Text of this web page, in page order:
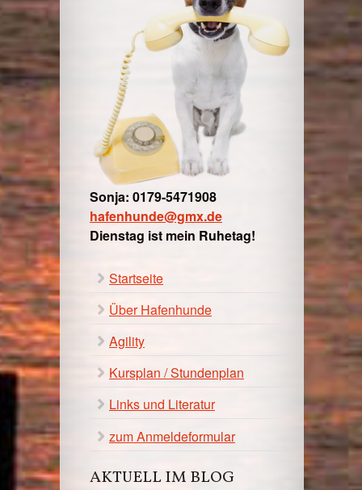
Sonja: 0179-5471908
hafenhunde@gmx.de
Dienstag ist mein Ruhetag!
Startseite
Über Hafenhunde
Agility
Kursplan / Stundenplan
Links und Literatur
zum Anmeldeformular
AKTUELL IM BLOG